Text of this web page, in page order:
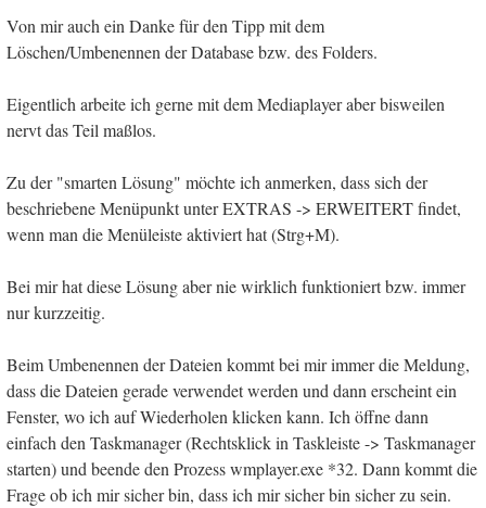
Von mir auch ein Danke für den Tipp mit dem
Löschen/Umbenennen der Database bzw. des Folders.
Eigentlich arbeite ich gerne mit dem Mediaplayer aber bisweilen
nervt das Teil maßlos.
Zu der "smarten Lösung" möchte ich anmerken, dass sich der
beschriebene Menüpunkt unter EXTRAS -> ERWEITERT findet,
wenn man die Menüleiste aktiviert hat (Strg+M).
Bei mir hat diese Lösung aber nie wirklich funktioniert bzw. immer
nur kurzzeitig.
Beim Umbenennen der Dateien kommt bei mir immer die Meldung,
dass die Dateien gerade verwendet werden und dann erscheint ein
Fenster, wo ich auf Wiederholen klicken kann. Ich öffne dann
einfach den Taskmanager (Rechtsklick in Taskleiste -> Taskmanager
starten) und beende den Prozess wmplayer.exe *32. Dann kommt die
Frage ob ich mir sicher bin, dass ich mir sicher bin sicher zu sein.